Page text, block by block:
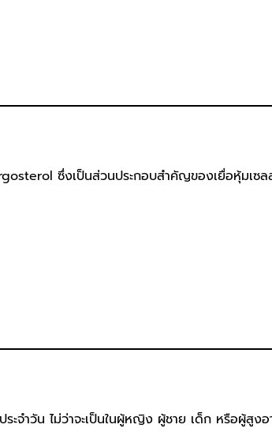
ซึ่งเป็นส่วนประกอบสำคัญของเยื่อหุ้มเซ
ะจำวัน ไม่ว่าจะเป็นในผู้หญิง ผู้ชาย เด็ก หรือผู้สูงอ